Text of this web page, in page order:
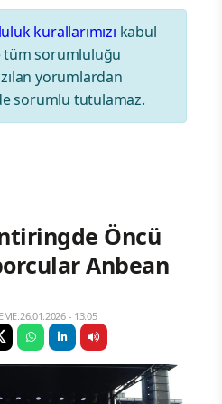
kurallarımızı kabul
tüm sorumluluğu
yorumlardan
sorumlu tutulamaz.
Öncü
Anbean
- 13:05